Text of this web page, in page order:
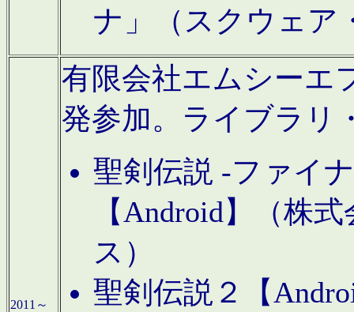
ナ」（スクウェア
2011～
有限会社エムシーエ
発参加。ライブラリ
聖剣伝説 -ファイ
【Android】（株
ス）
聖剣伝説２【